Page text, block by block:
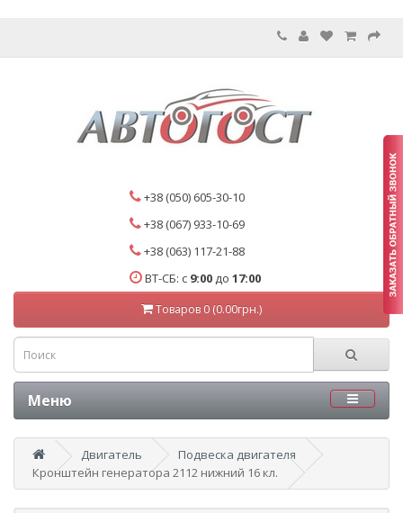
+38 (050) 605-30-10
+38 (067) 933-10-69
+38 (063) 117-21-88
ВТ-СБ: с 9:00 до 17:00
Товаров 0 (0.00грн.)
Меню
Двигатель
Подвеска двигателя
Кронштейн генератора 2112 нижний 16 кл.